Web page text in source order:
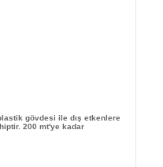
gövdesi ile dış etkenlere
200 mt'ye kadar